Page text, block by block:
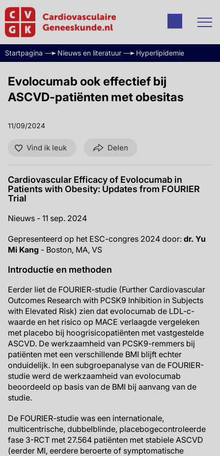
Startpagina Nieuws en literatuur Hyperlipidemie
Evolocumab ook effectief bij
ASCVD-patiënten met obesitas
11/09/2024
Vind ik leuk Delen
Cardiovascular Efficacy of Evolocumab in
Patients with Obesity: Updates from FOURIER
Trial
Nieuws - 11 sep. 2024
Gepresenteerd op het ESC-congres 2024 door: dr. Yu
Mi Kang - Boston, MA, VS
Introductie en methoden
Eerder liet de FOURIER-studie (Further Cardiovascular
Outcomes Research with PCSK9 Inhibition in Subjects
with Elevated Risk) zien dat evolocumab de LDL-c-
waarde en het risico op MACE verlaagde vergeleken
met placebo bij hoogrisicopatiënten met vastgestelde
ASCVD. De werkzaamheid van PCSK9-remmers bij
patiënten met een verschillende BMI blijft echter
onduidelijk. In een subgroepanalyse van de FOURIER-
studie werd de werkzaamheid van evolocumab
beoordeeld op basis van de BMI bij aanvang van de
studie.
De FOURIER-studie was een internationale,
multicentrische, dubbelblinde, placebogecontroleerde
fase 3-RCT met 27.564 patiënten met stabiele ASCVD
(eerder MI, eerdere beroerte of symptomatische